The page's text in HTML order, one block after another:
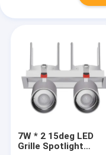
7W * 2 15deg LED
Grille Spotlight